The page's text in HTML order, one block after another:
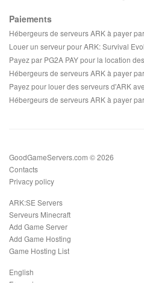
Paiements
Hébergeurs de serveurs ARK à payer
Louer un serveur pour ARK: Survival
Payez par PG2A PAY pour la location
Hébergeurs de serveurs ARK à payer
Payez pour louer des serveurs d'ARK
Hébergeurs de serveurs ARK à payer
GoodGameServers.com © 2026
Contacts
Privacy policy
ARK:SE Servers
Serveurs Minecraft
Add Game Server
Add Game Hosting
Game Hosting List
English